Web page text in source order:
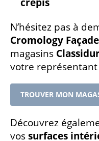
N’hésitez pas à
Cromology Façade
magasins
votre
TROUVER MON
Découvrez
vossurfaces